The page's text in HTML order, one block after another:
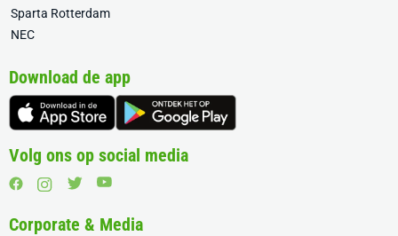
Sparta Rotterdam
NEC
Download de app
Volg ons op social media
Corporate & Media